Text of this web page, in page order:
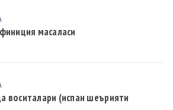
масаласи
воситалари (испан шеърияти